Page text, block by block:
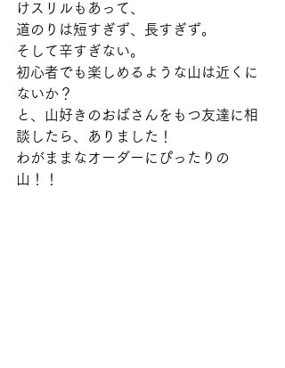
けスリルもあって、
道のりは短すぎず、長すぎず。
そして辛すぎない。
初心者でも楽しめるような山は近くに
ないか？
と、山好きのおばさんをもつ友達に相
談したら、ありました！
わがままなオーダーにぴったりの
山！！